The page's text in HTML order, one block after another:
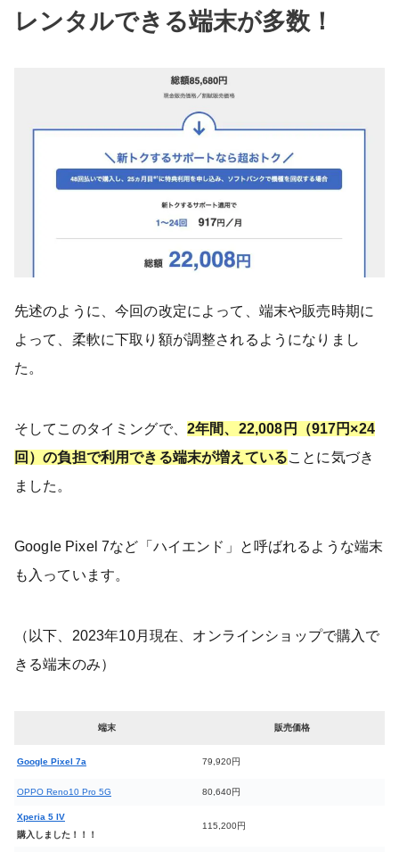
レンタルできる端末が多数！
先述のように、今回の改定によって、端末や販売時期に
よって、柔軟に下取り額が調整されるようになりまし
た。
そしてこのタイミングで、 2年間、22,008円（917円×24
回）の負担で利用できる端末が増えていることに気づき
ました。
Google Pixel 7など「ハイエンド」と呼ばれるような端末
も入っています。
（以下、2023年10月現在、オンラインショップで購入で
きる端末のみ）
端末 販売価格
Google Pixel 7a 79,920円
OPPO Reno10 Pro 5G 80,640円
Xperia 5 IV
購入しました！！！
115,200円